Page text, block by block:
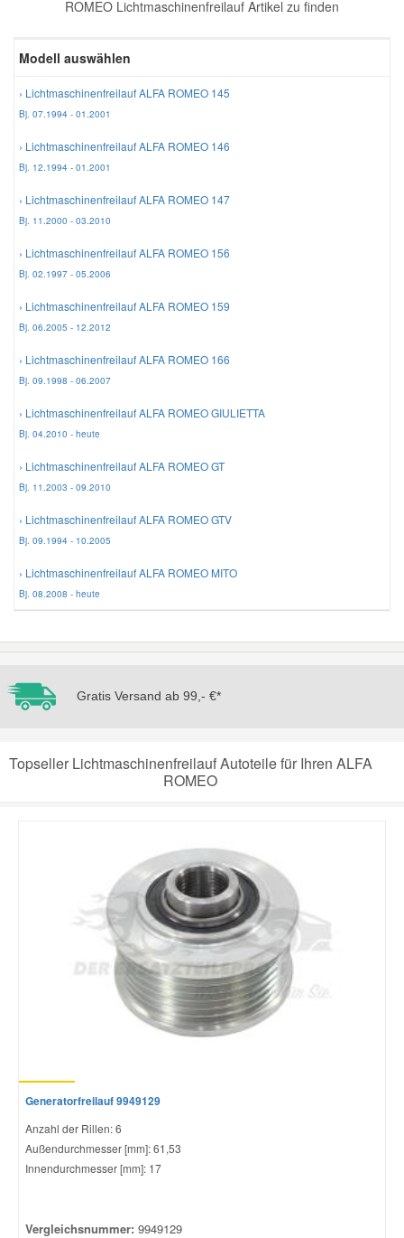
ROMEO Lichtmaschinenfreilauf Artikel zu finden
Modell auswählen
› Lichtmaschinenfreilauf ALFA ROMEO 145
Bj. 07.1994 - 01.2001
› Lichtmaschinenfreilauf ALFA ROMEO 146
Bj. 12.1994 - 01.2001
› Lichtmaschinenfreilauf ALFA ROMEO 147
Bj. 11.2000 - 03.2010
› Lichtmaschinenfreilauf ALFA ROMEO 156
Bj. 02.1997 - 05.2006
› Lichtmaschinenfreilauf ALFA ROMEO 159
Bj. 06.2005 - 12.2012
› Lichtmaschinenfreilauf ALFA ROMEO 166
Bj. 09.1998 - 06.2007
› Lichtmaschinenfreilauf ALFA ROMEO GIULIETTA
Bj. 04.2010 - heute
› Lichtmaschinenfreilauf ALFA ROMEO GT
Bj. 11.2003 - 09.2010
› Lichtmaschinenfreilauf ALFA ROMEO GTV
Bj. 09.1994 - 10.2005
› Lichtmaschinenfreilauf ALFA ROMEO MITO
Bj. 08.2008 - heute
Gratis Versand ab 99,- €*
Topseller Lichtmaschinenfreilauf Autoteile für Ihren ALFA
ROMEO
Generatorfreilauf 9949129
Anzahl der Rillen: 6
Außendurchmesser [mm]: 61,53
Innendurchmesser [mm]: 17
Vergleichsnummer: 9949129
Zündanlage und Glühanlage
Mercedes Ersatzteile
Mini Ersatzteile
Mitsubishi Ersatzteile
Nissan Ersatzteile
Porsche Ersatzteile
Smart Ersatzteile
Suzuki Ersatzteile
Toyota Ersatzteile
Vauxhall Ersatzteile